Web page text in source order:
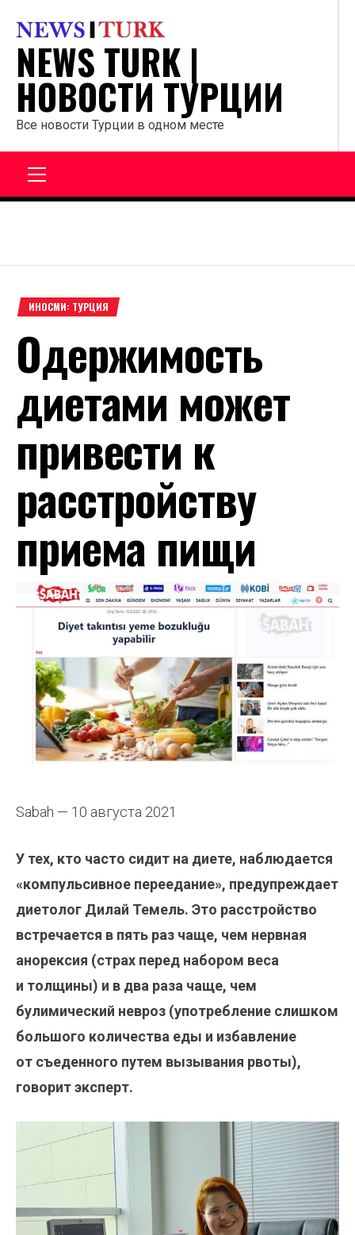
содержанию
NEWS TURK |
НОВОСТИ ТУРЦИИ
Все новости Турции в одном месте
ИНОСМИ: ТУРЦИЯ
Одержимость
диетами может
привести к
расстройству
приема пищи
Sabah — 10 августа 2021
У тех, кто часто сидит на диете, наблюдается
«компульсивное переедание», предупреждает
диетолог Дилай Темель. Это расстройство
встречается в пять раз чаще, чем нервная
анорексия (страх перед набором веса
и толщины) и в два раза чаще, чем
булимический невроз (употребление слишком
большого количества еды и избавление
от съеденного путем вызывания рвоты),
говорит эксперт.